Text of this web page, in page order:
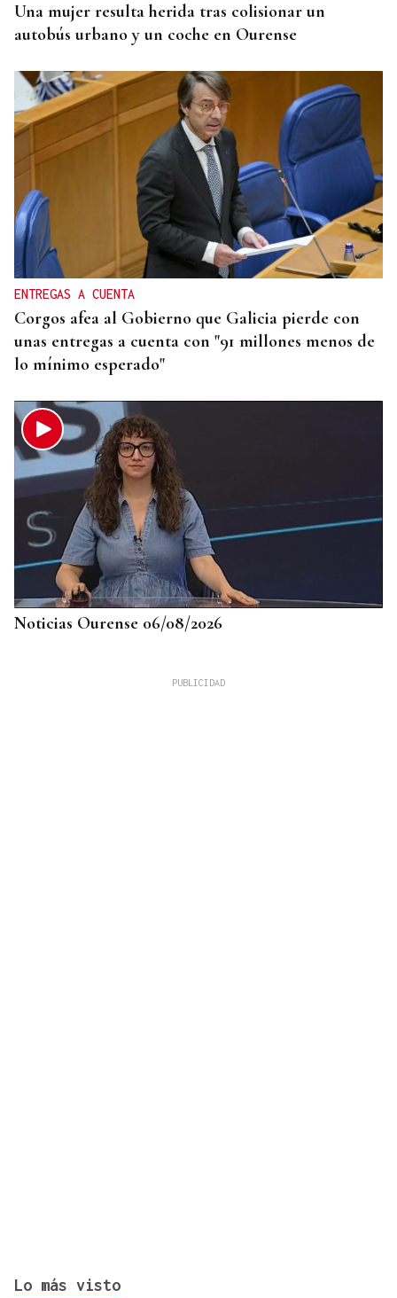
Una mujer resulta herida tras colisionar un
autobús urbano y un coche en Ourense
ENTREGAS A CUENTA
Corgos afea al Gobierno que Galicia pierde con
unas entregas a cuenta con "91 millones menos de
lo mínimo esperado"
Noticias Ourense 06/08/2026
Lo más visto